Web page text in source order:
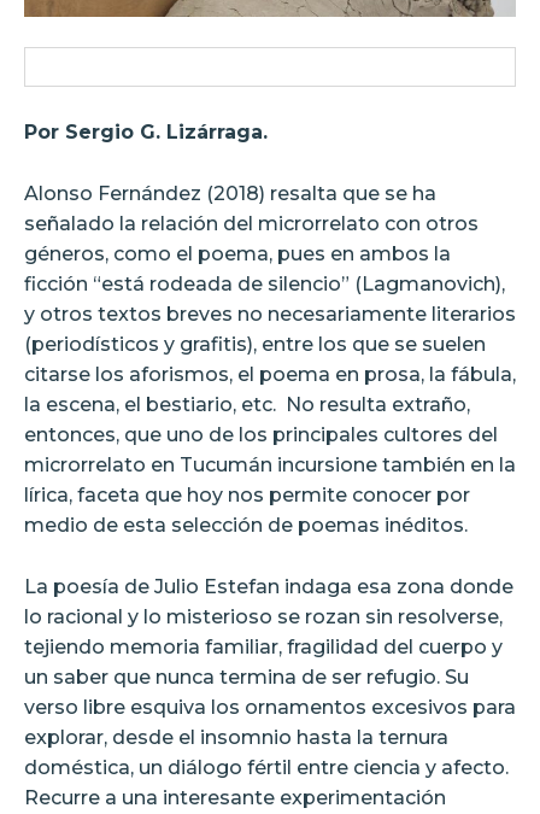
Por Sergio G. Lizárraga.
Alonso Fernández (2018) resalta que se ha
señalado la relación del microrrelato con otros
géneros, como el poema, pues en ambos la
ficción “está rodeada de silencio” (Lagmanovich),
y otros textos breves no necesariamente literarios
(periodísticos y grafitis), entre los que se suelen
citarse los aforismos, el poema en prosa, la fábula,
la escena, el bestiario, etc. No resulta extraño,
entonces, que uno de los principales cultores del
microrrelato en Tucumán incursione también en la
lírica, faceta que hoy nos permite conocer por
medio de esta selección de poemas inéditos.
La poesía de Julio Estefan indaga esa zona donde
lo racional y lo misterioso se rozan sin resolverse,
tejiendo memoria familiar, fragilidad del cuerpo y
un saber que nunca termina de ser refugio. Su
verso libre esquiva los ornamentos excesivos para
explorar, desde el insomnio hasta la ternura
doméstica, un diálogo fértil entre ciencia y afecto.
Recurre a una interesante experimentación